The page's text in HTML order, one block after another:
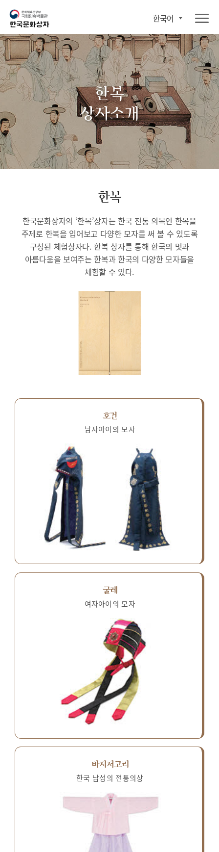
한국어
한복
상자소개
한복
한국문화상자의 ‘한복’상자는 한국 전통 의복인 한복을
주제로 한복을 입어보고 다양한 모자를 써 볼 수 있도록
구성된 체험상자다. 한복 상자를 통해 한국의 멋과
아름다움을 보여주는 한복과 한국의 다양한 모자들을
체험할 수 있다.
호건
남자아이의 모자
굴레
여자아이의 모자
바지저고리
한국 남성의 전통의상